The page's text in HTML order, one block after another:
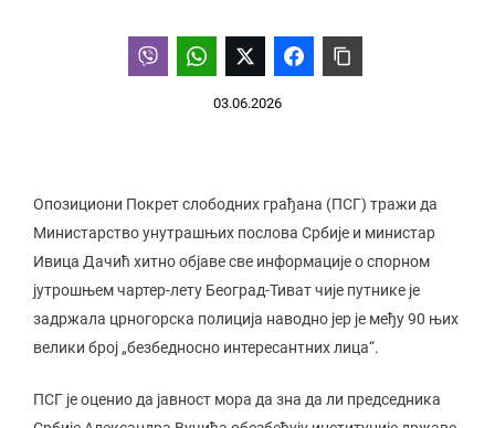
03.06.2026
Опозициони Покрет слободних грађана (ПСГ) тражи да
Министарство унутрашњих послова Србије и министар
Ивица Дачић хитно објаве све информације о спорном
јутрошњем чартер-лету Београд-Тиват чије путнике је
задржала црногорска полиција наводно јер је међу 90 њих
велики број „безбедносно интересантних лица“.
ПСГ је оценио да јавност мора да зна да ли председника